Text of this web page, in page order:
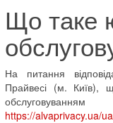
Що таке
На питання
Прайвесі (м. Київ),
обслуговуванням
https://alvaprivacy.ua/